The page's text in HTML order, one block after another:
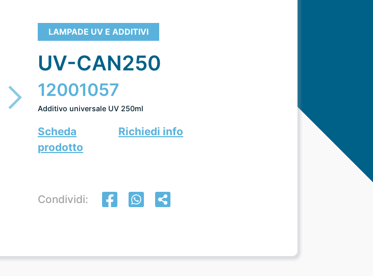
LAMPADE UV E ADDITIVI
UV-CAN250
12001057
Additivo universale UV 250ml
Scheda
prodotto
Richiedi info
Condividi: